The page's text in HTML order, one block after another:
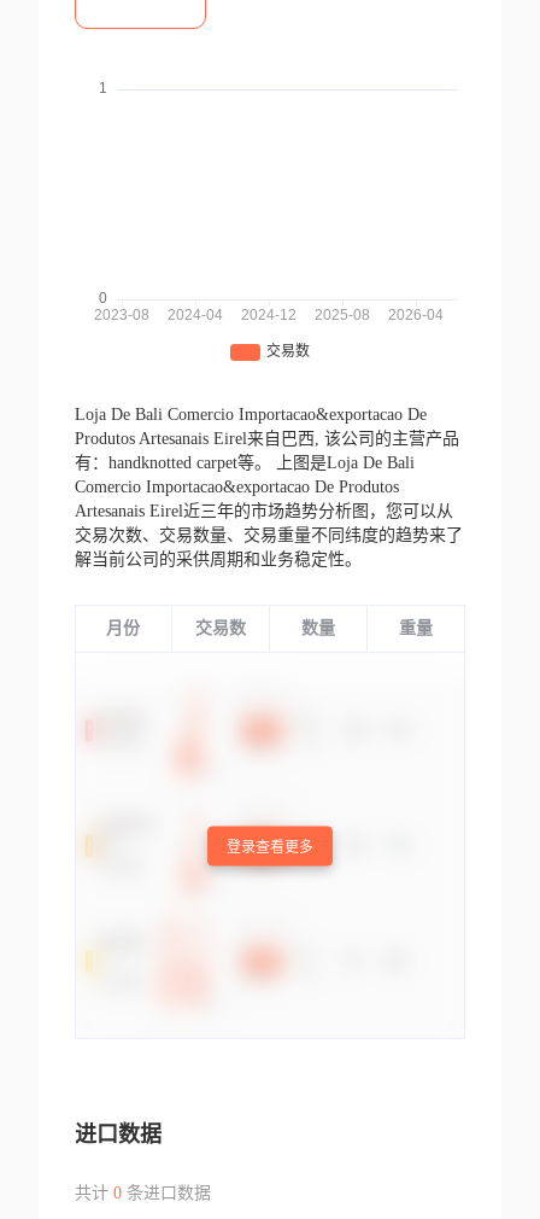
Loja De Bali Comercio Importacao&exportacao De
Produtos Artesanais Eirel来自巴西, 该公司的主营产品
有：handknotted carpet等。
上图是Loja De Bali
Comercio Importacao&exportacao De Produtos
Artesanais Eirel近三年的市场趋势分析图，您可以从
交易次数、交易数量、交易重量不同纬度的趋势来了
解当前公司的采供周期和业务稳定性。
月份 交易数 数量 重量
登录查看更多
进口数据
共计 0条进口数据